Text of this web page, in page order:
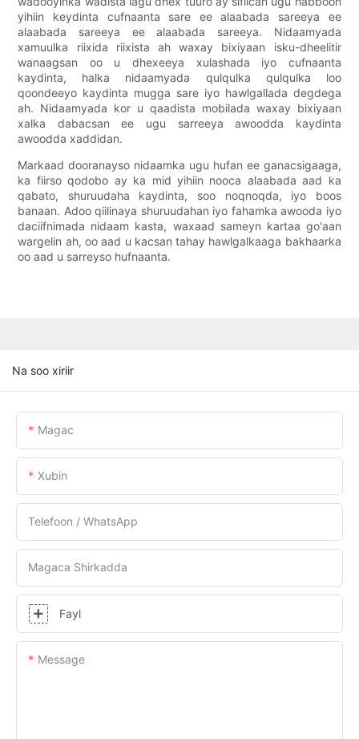
yihiin keydinta cufnaanta sare ee alaabada sareeya ee
alaabada sareeya ee alaabada sareeya. Nidaamyada
xamuulka riixida riixista ah waxay bixiyaan isku-dheelitir
wanaagsan oo u dhexeeya xulashada iyo cufnaanta
kaydinta, halka nidaamyada qulqulka qulqulka loo
qoondeeyo kaydinta mugga sare iyo hawlgallada degdega
ah. Nidaamyada kor u qaadista mobilada waxay bixiyaan
xalka dabacsan ee ugu sarreeya awoodda kaydinta
awoodda xaddidan.
Markaad dooranayso nidaamka ugu hufan ee ganacsigaaga,
ka fiirso qodobo ay ka mid yihiin nooca alaabada aad ka
qabato, shuruudaha kaydinta, soo noqnoqda, iyo boos
banaan. Adoo qiilinaya shuruudahan iyo fahamka awooda iyo
daciifnimada nidaam kasta, waxaad sameyn kartaa go'aan
wargelin ah, oo aad u kacsan tahay hawlgalkaaga bakhaarka
oo aad u sarreyso hufnaanta.
Na soo xiriir
Magac
Xubin
Telefoon / WhatsApp
Magaca Shirkadda
Fayl
Message